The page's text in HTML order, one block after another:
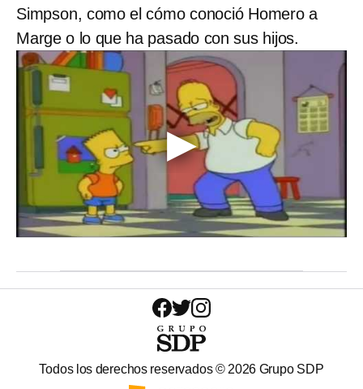
Simpson, como el cómo conoció Homero a
Marge o lo que ha pasado con sus hijos.
Todos los derechos reservados © 2026 Grupo SDP